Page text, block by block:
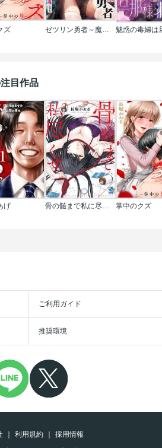
ズ ゼツリン勇者～魔力ゼロの俺、精力で世界最強になる～【フルカラー】
目作品
げ 骨の髄まで私に尽くせ。【単行本版】 掌中のクズ
ご利用ガイド
推奨環境
利用規約
採用情報